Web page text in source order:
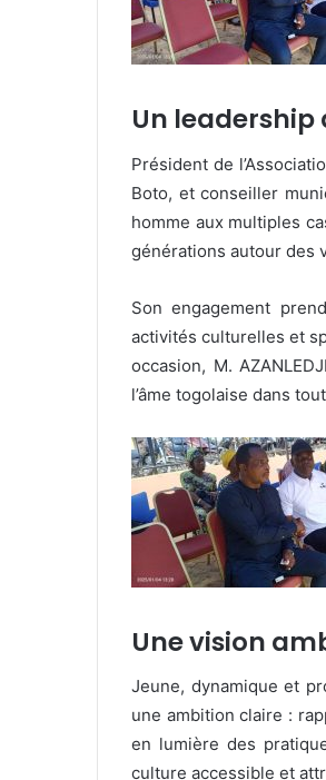
Un leadership
Président de
Boto, et conseiller
homme aux multiples
générations autour des
Son engagement
activités culturelles et
occasion, M.
l’âme togolaise dans
Une vision
Jeune, dynamique et
une ambition claire :
en lumière des
culture accessible et